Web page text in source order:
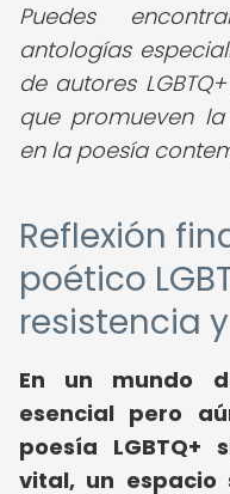
Puedes
antologías
de autores
que promueven la
en la poesía
Reflexión
poético
resistencia
En un mundo
esencial pero
poesía LGBTQ+
vital, un espacio